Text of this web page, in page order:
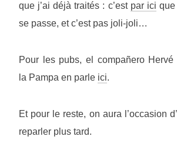
que j’ai déjà traités : c’est par ici que
se passe, et c’est pas joli-joli…
Pour les pubs, el compañero Hervé
la Pampa en parle ici.
Et pour le reste, on aura l’occasion
reparler plus tard.